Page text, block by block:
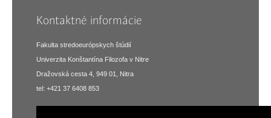
Kontaktné informácie
Fakulta stredoeurópskych štúdií
Univerzita Konštantína Filozofa v Nitre
Dražovská cesta 4, 949 01, Nitra
tel: +421 37 6408 853